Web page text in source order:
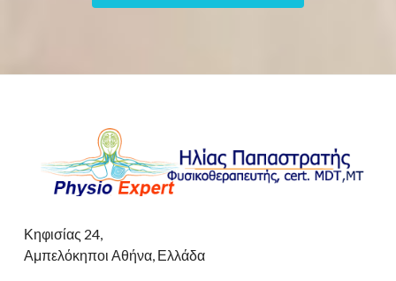
Κηφισίας 24,
Αμπελόκηποι Αθήνα, Ελλάδα